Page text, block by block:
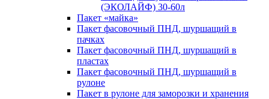
(ЭКОЛАЙФ) 30-60л
Пакет «майка»
Пакет фасовочный ПНД, шуршащий в
пачках
Пакет фасовочный ПНД, шуршащий в
пластах
Пакет фасовочный ПНД, шуршащий в
рулоне
Пакет в рулоне для заморозки и хранения